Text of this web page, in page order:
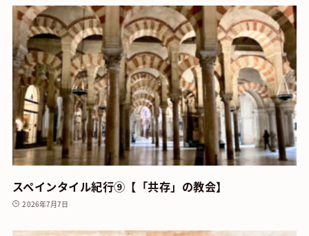
スペインタイル紀行⑨【「共存」の教会】
2026年7月7日